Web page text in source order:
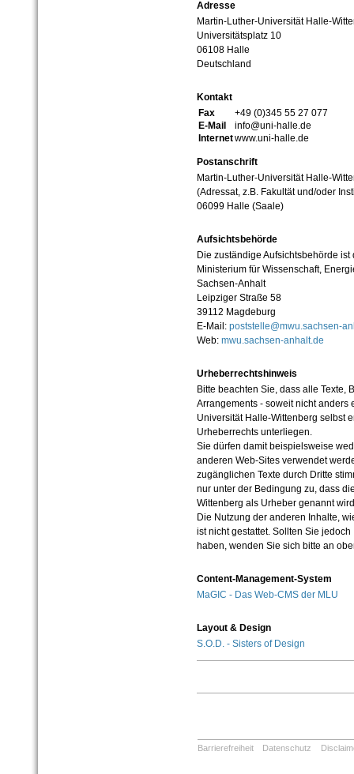
Adresse
Martin-Luther-Universität Halle-
Universitätsplatz 10
06108 Halle
Deutschland
Kontakt
Fax
+49 (0)345 55 27 077
E-Mail
info@uni-halle.de
Internetwww.uni-halle.de
Postanschrift
Martin-Luther-Universität Halle-
(Adressat, z.B. Fakultät und/oder
06099 Halle (Saale)
Aufsichtsbehörde
Die zuständige Aufsichtsbehörde ist
Ministerium für Wissenschaft,
Sachsen-Anhalt
Leipziger Straße 58
39112 Magdeburg
E-Mail: poststelle@mwu.sachsen-
Web: mwu.sachsen-anhalt.de
Urheberrechtshinweis
Bitte beachten Sie, dass alle Texte,
Arrangements - soweit nicht anders
Universität Halle-Wittenberg selbst
Urheberrechts unterliegen.
Sie dürfen damit beispielsweise
anderen Web-Sites verwendet
zugänglichen Texte durch Dritte
nur unter der Bedingung zu, dass
Wittenberg als Urheber genannt
Die Nutzung der anderen Inhalte,
ist nicht gestattet. Sollten Sie
haben, wenden Sie sich bitte an
Content-Management-System
MaGIC - Das Web-CMS der MLU
Layout & Design
S.O.D. - Sisters of Design
Barrierefreiheit Datenschutz